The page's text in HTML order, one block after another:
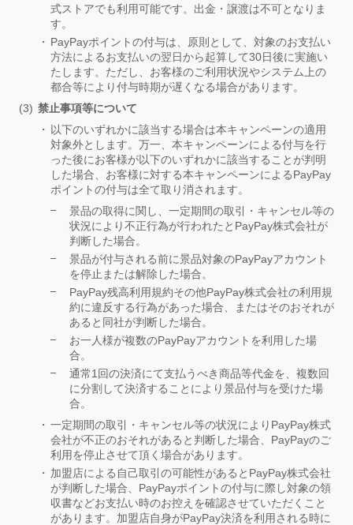
式ストアでも利用可能です。出金・譲渡は不可となりま
す。
PayPayポイントの付与は、原則として、対象のお支払い
方法によるお支払いの翌日から起算して30日後に実施い
たします。ただし、お客様のご利用状況やシステム上の
都合等により付与時期が遅くなる場合があります。
禁止事項等について
以下のいずれかに該当する場合は本キャンペーンの適用
対象外とします。万一、本キャンペーンによる付与を行
った後にお客様が以下のいずれかに該当することが判明
した場合、お客様に対する本キャンペーンによるPayPay
ポイントの付与は全て取り消されます。
景品の取得に関し、一定期間の取引・キャンセル等の
状況により不正行為が行われたとPayPay株式会社が
判断した場合。
景品が付与される前に景品対象のPayPayアカウント
を停止または解除した場合。
PayPay残高利用規約その他PayPay株式会社の利用規
約に違反する行為があった場合、またはそのおそれが
あると同社が判断した場合。
お一人様が複数のPayPayアカウントを利用した場
合。
通常1回の決済にて支払うべき商品等代金を、複数回
に分割して決済することにより景品付与を受けた場
合。
一定期間の取引・キャンセル等の状況によりPayPay株式
会社が不正のおそれがあると判断した場合、PayPayのご
利用を停止させて頂く場合があります。
加盟店による自己取引の可能性があるとPayPay株式会社
が判断した場合、PayPayポイントの付与に際し対象の領
収書などお支払い時のお控えを確認させていただくこと
があります。加盟店自身がPayPay決済を利用される時に